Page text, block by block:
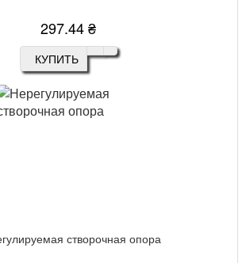
297.44 ₴
КУПИТЬ
створочная опора